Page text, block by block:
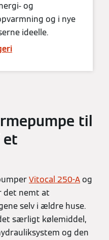
og
og i nye
ideelle.
til
et
Vitocal 250-Aog
det nemt at
selv i ældre huse.
særligt kølemiddel,
og den